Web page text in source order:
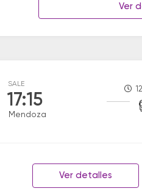
Ver
SALE
17:15
Mendoza
Ver detalles